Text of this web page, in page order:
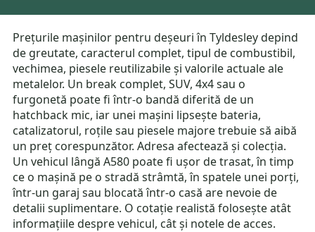
Prețurile mașinilor pentru deșeuri în Tyldesley depind
de greutate, caracterul complet, tipul de combustibil,
vechimea, piesele reutilizabile și valorile actuale ale
metalelor. Un break complet, SUV, 4x4 sau o
furgonetă poate fi într-o bandă diferită de un
hatchback mic, iar unei mașini lipsește bateria,
catalizatorul, roțile sau piesele majore trebuie să aibă
un preț corespunzător. Adresa afectează și colecția.
Un vehicul lângă A580 poate fi ușor de trasat, în timp
ce o mașină pe o stradă strâmtă, în spatele unei porți,
într-un garaj sau blocată într-o casă are nevoie de
detalii suplimentare. O cotație realistă folosește atât
informațiile despre vehicul, cât și notele de acces.